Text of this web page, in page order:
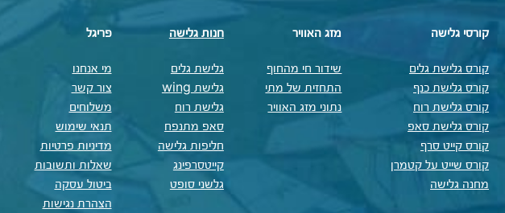
קורסי גלישה
קורס גלישת גלים
קורס גלישת כנף
קורס גלישת רוח
קורס גלישת סאפ
קורס קייט סרף
קורס שייט על קטמרן
מחנה גלישה
מזג האוויר
שידור חי מהחוף
התחזית של מתי
נתוני מזג האוויר
חנות גלישה
גלישת גלים
גלישת wing
גלישת רוח
סאפ מתנפח
חליפות גלישה
קייטסרפינג
גלשני סופט
פריגל
מי אנחנו
צור קשר
משלוחים
תנאי שימוש
מדיניות פרטיות
שאלות ותשובות
ביטול עסקה
הצהרת נגישות